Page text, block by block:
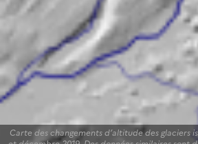
Carte des changements d’altitude des glaciers